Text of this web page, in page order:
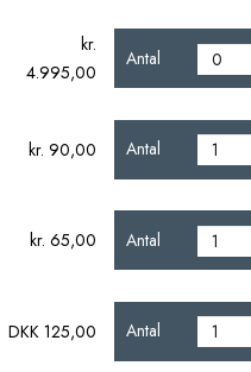
kr.
4.995,00
Antal
kr. 90,00 Antal
kr. 65,00 Antal
DKK 125,00 Antal